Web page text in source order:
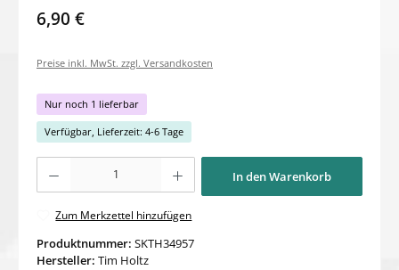
6,90 €
Preise inkl. MwSt. zzgl. Versandkosten
Nur noch 1 lieferbar
Verfügbar, Lieferzeit: 4-6 Tage
Produkt Anzahl: Gib den gewünschten Wert ein oder benutze die Schaltflächen um
In den Warenkorb
Zum Merkzettel hinzufügen
Produktnummer: SKTH34957
Hersteller: Tim Holtz